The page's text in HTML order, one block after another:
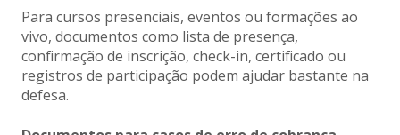
Para cursos presenciais, eventos ou formações ao
vivo, documentos como lista de presença,
confirmação de inscrição, check-in, certificado ou
registros de participação podem ajudar bastante na
defesa.